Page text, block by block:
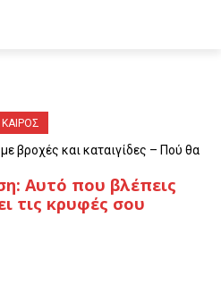
ΚΑΙΡΟΣ
βροχές και καταιγίδες – Πού θα
Αυτό που βλέπεις
τις κρυφές σου